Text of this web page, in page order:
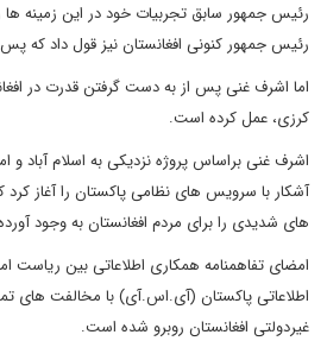
رئیس جمهور سابق تجربیات خود در این زمینه ها
رئیس جمهور کنونی افغانستان نیز قول داد که پس
اما اشرف غنی پس از به دست گرفتن قدرت در
کرزی، عمل کرده است.
اشرف غنی براساس پروژه نزدیکی به اسلام آباد و
آشکار با سرویس های نظامی پاکستان را آغاز
های شدیدی را برای مردم افغانستان به وجود
امضای تفاهمنامه همکاری اطلاعاتی بین ریاست
اطلاعاتی پاکستان (آی.اس.آی) با مخالفت های
غیردولتی افغانستان روبرو شده است.